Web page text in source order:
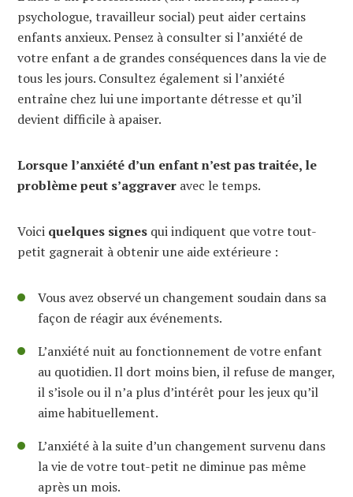
psychologue, travailleur social) peut aider certains
enfants anxieux. Pensez à consulter si l’anxiété de
votre enfant a de grandes conséquences dans la vie de
tous les jours. Consultez également si l’anxiété
entraîne chez lui une importante détresse et qu’il
devient difficile à apaiser.
Lorsque l’anxiété d’un enfant n’est pas traitée, le
problème peut s’aggraver avec le temps.
Voici quelques signes qui indiquent que votre tout-
petit gagnerait à obtenir une aide extérieure :
Vous avez observé un changement soudain dans sa
façon de réagir aux événements.
L’anxiété nuit au fonctionnement de votre enfant
au quotidien. Il dort moins bien, il refuse de manger,
il s’isole ou il n’a plus d’intérêt pour les jeux qu’il
aime habituellement.
L’anxiété à la suite d’un changement survenu dans
la vie de votre tout-petit ne diminue pas même
après un mois.